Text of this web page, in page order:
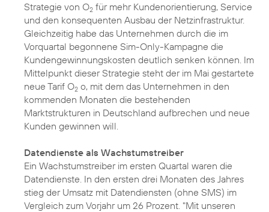
Strategie von O2 für mehr Kundenorientierung, Service
und den konsequenten Ausbau der Netzinfrastruktur.
Gleichzeitig habe das Unternehmen durch die im
Vorquartal begonnene Sim-Only-Kampagne die
Kundengewinnungskosten deutlich senken können. Im
Mittelpunkt dieser Strategie steht der im Mai gestartete
neue Tarif O2 o, mit dem das Unternehmen in den
kommenden Monaten die bestehenden
Marktstrukturen in Deutschland aufbrechen und neue
Kunden gewinnen will.
Datendienste als Wachstumstreiber
Ein Wachstumstreiber im ersten Quartal waren die
Datendienste. In den ersten drei Monaten des Jahres
stieg der Umsatz mit Datendiensten (ohne SMS) im
Vergleich zum Vorjahr um 26 Prozent. "Mit unseren